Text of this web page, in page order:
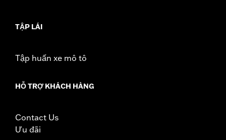
Installation Instructions
Sold In Units: Each
Material:Vinyl
screws
Material Width UOM:
TẬP LÁI
Tập huấn xe mô tô
HỖ TRỢ KHÁCH HÀNG
Contact Us
Ưu đãi